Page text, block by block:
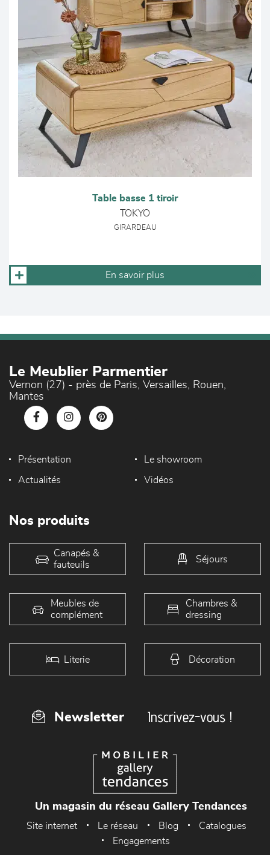
Table basse 1 tiroir
TOKYO
GIRARDEAU
En savoir plus
Le Meublier Parmentier
Vernon (27) - près de Paris, Versailles, Rouen,
Mantes
Présentation Le showroom
Actualités Vidéos
Nos produits
Canapés &
fauteuils
Séjours
Meubles de
complément
Chambres &
dressing
Literie Décoration
Newsletter Inscrivez-vous !
Un magasin du réseau Gallery Tendances
Site internet Le réseau Blog
Catalogues
Engagements